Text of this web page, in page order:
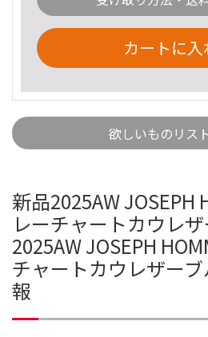
カートに入
欲しいものリス
新品2025AW JOSEPH
レーチャートカウレ
2025AW JOSEPH
チャートカウレザー
報